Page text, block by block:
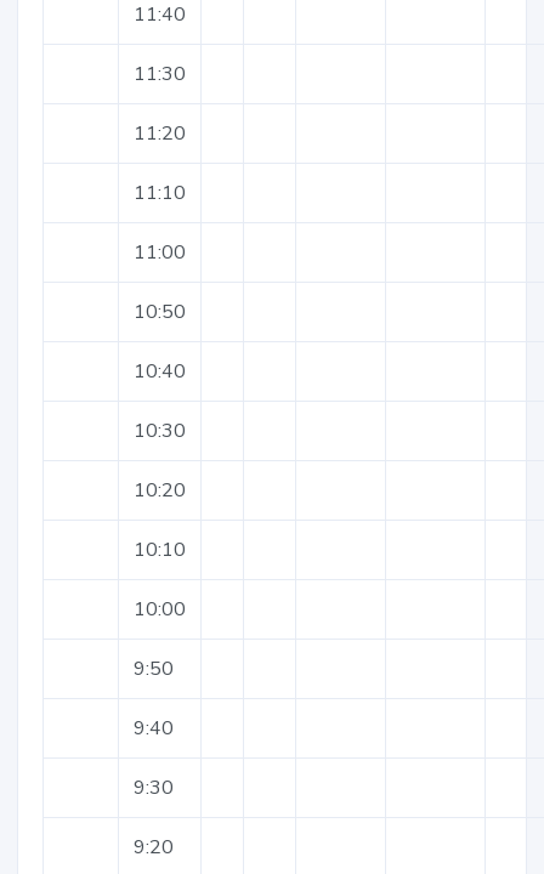
11:40
11:30
11:20
11:10
11:00
10:50
10:40
10:30
10:20
10:10
10:00
9:50
9:40
9:30
9:20